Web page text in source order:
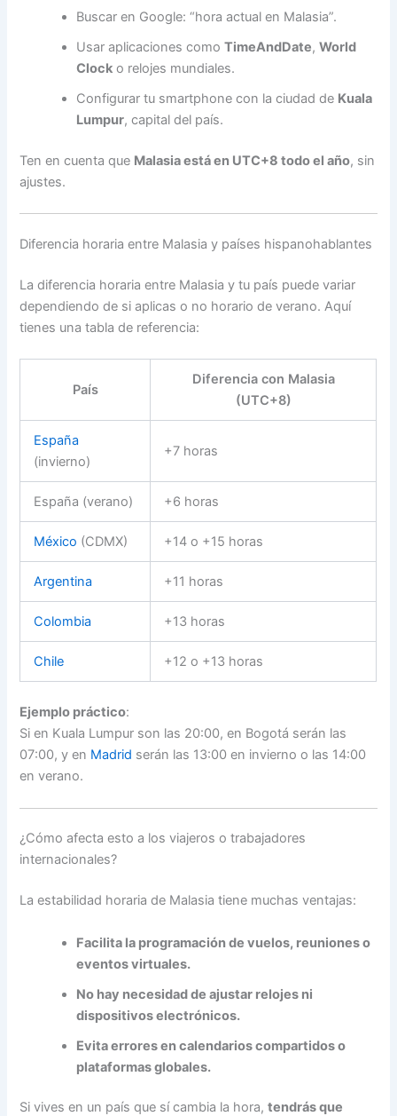
Buscar en Google: “hora actual en Malasia”.
Usar aplicaciones comoTimeAndDate,World
Clock o relojes mundiales.
Configurar tu smartphone con la ciudad de Kuala
Lumpur, capital del país.
Ten en cuenta que Malasia está en UTC+8 todo el año, sin
ajustes.
Diferencia horaria entre Malasia y países hispanohablantes
La diferencia horaria entre Malasia y tu país puede variar
dependiendo de si aplicas o no horario de verano. Aquí
tienes una tabla de referencia:
País
Diferencia con Malasia
(UTC+8)
España
(invierno)
+7 horas
España (verano) +6 horas
México (CDMX) +14 o +15 horas
Argentina +11 horas
Colombia +13 horas
Chile +12 o +13 horas
Ejemplo práctico:
Si en Kuala Lumpur son las 20:00, en Bogotá serán las
07:00, y en Madrid serán las 13:00 en invierno o las 14:00
en verano.
¿Cómo afecta esto a los viajeros o trabajadores
internacionales?
La estabilidad horaria de Malasia tiene muchas ventajas:
Facilita la programación de vuelos, reuniones o
eventos virtuales.
No hay necesidad de ajustar relojes ni
dispositivos electrónicos.
Evita errores en calendarios compartidos o
plataformas globales.
Si vives en un país que sí cambia la hora,tendrás que